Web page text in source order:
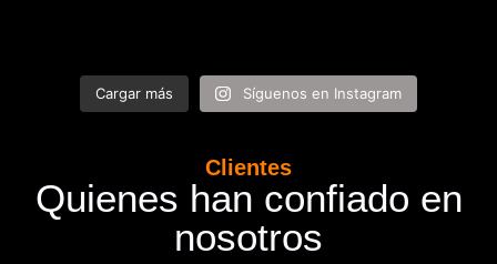
Cargar más Síguenos en Instagram
Clientes
Quienes han confiado en
nosotros